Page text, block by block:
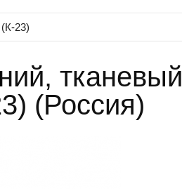
23)
тканевый
(Россия)